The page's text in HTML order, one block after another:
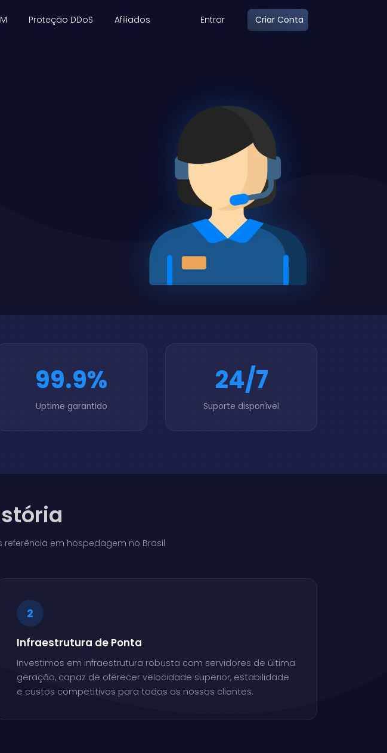
Proteção DDoS Afiliados Entrar Criar Conta
99.9%
Uptime garantido
24/7
Suporte disponível
em hospedagem no Brasil
2
Infraestrutura de Ponta
Investimos em infraestrutura robusta com servidores de última
geração, capaz de oferecer velocidade superior, estabilidade
e custos competitivos para todos os nossos clientes.